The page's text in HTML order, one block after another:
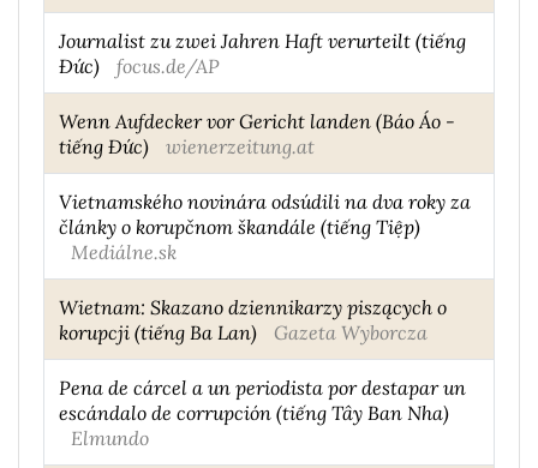
Journalist zu zwei Jahren Haft verurteilt (tiếng
Đức)
focus.de/AP
Wenn Aufdecker vor Gericht landen (Báo Áo -
tiếng Đức)
wienerzeitung.at
Vietnamského novinára odsúdili na dva roky za
články o korupčnom škandále (tiếng Tiệp)
Mediálne.sk
Wietnam: Skazano dziennikarzy piszących o
korupcji (tiếng Ba Lan)
Gazeta Wyborcza
Pena de cárcel a un periodista por destapar un
escándalo de corrupción (tiếng Tây Ban Nha)
Elmundo